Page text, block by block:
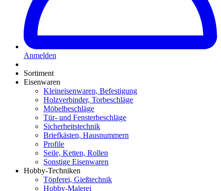
Anmelden
Sortiment
Eisenwaren
Kleineisenwaren, Befestigung
Holzverbinder, Torbeschläge
Möbelbeschläge
Tür- und Fensterbeschläge
Sicherheitstechnik
Briefkästen, Hausnummern
Profile
Seile, Ketten, Rollen
Sonstige Eisenwaren
Hobby-Techniken
Töpferei, Gießtechnik
Hobby-Malerei